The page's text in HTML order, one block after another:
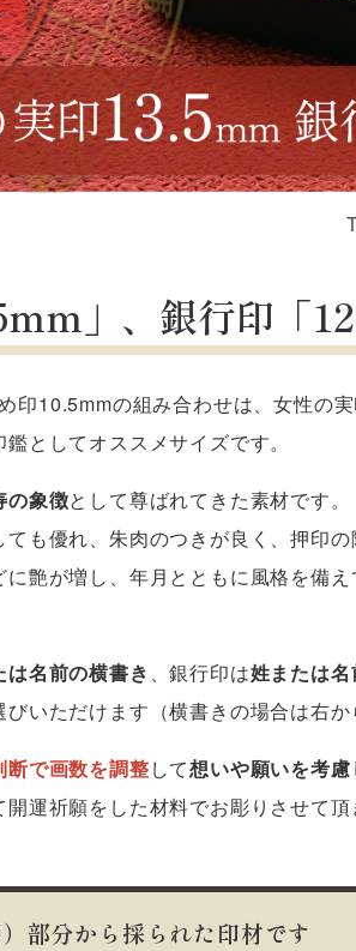
」、銀行印「
印10.5mmの組み合わせは、女性の
としてオススメサイズです。
の象徴として尊ばれてきた素材です。
も優れ、朱肉のつきが良く、押印
艶が増し、年月とともに風格を備
名前の横書き 、銀行印は姓または
いただけます（横書きの場合は右か
断で画数を調整して想いや願いを考慮
運祈願をした材料でお彫りさせて頂
部分から採られた印材です